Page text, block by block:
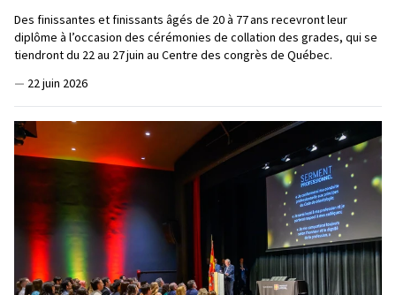
Des finissantes et finissants âgés de 20 à 77 ans recevront leur
diplôme à l’occasion des cérémonies de collation des grades, qui se
tiendront du 22 au 27 juin au Centre des congrès de Québec.
— 22 juin 2026